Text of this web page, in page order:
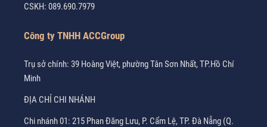
CSKH: 089.690.7979
Công ty TNHH ACCGroup
Trụ sở chính: 39 Hoàng Việt, phường Tân Sơn Nhất, TP.Hồ Chí
Minh
ĐỊA CHỈ CHI NHÁNH
Chi nhánh 01: 215 Phan Đăng Lưu, P. Cẩm Lệ, TP. Đà Nẵng (Q.